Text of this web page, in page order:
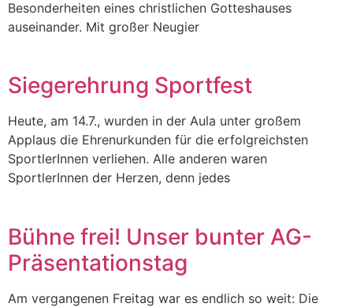
Besonderheiten eines christlichen Gotteshauses
auseinander. Mit großer Neugier
Siegerehrung Sportfest
Heute, am 14.7., wurden in der Aula unter großem
Applaus die Ehrenurkunden für die erfolgreichsten
SportlerInnen verliehen. Alle anderen waren
SportlerInnen der Herzen, denn jedes
Bühne frei! Unser bunter AG-
Präsentationstag
Am vergangenen Freitag war es endlich so weit: Die